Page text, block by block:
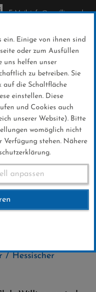
E-Mail: info@sc-willingen.de
für den
/ Hessischer
ein. Einige von ihnen sind
oder zum Ausfüllen
uns helfen unser
zu betreiben. Sie
auf die Schaltfläche
einstellen. Diese
und Cookies auch
unserer Website). Bitte
womöglich nicht
stehen. Nähere
anpassen